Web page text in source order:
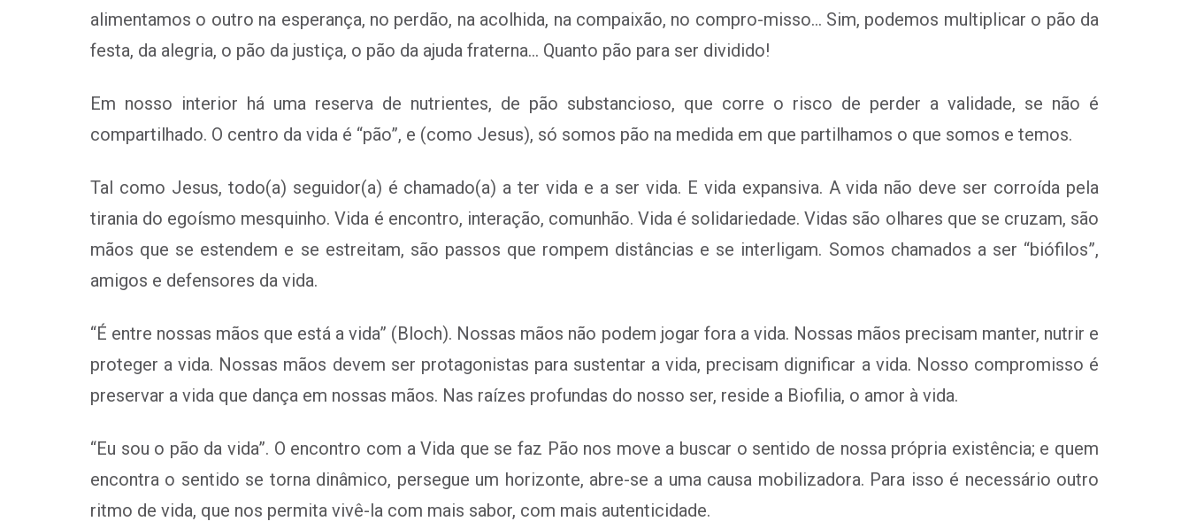
alimentamos o outro na esperança, no perdão, na acolhida, na compaixão, no compro-misso… Sim, podemos multiplicar o pão da
festa, da alegria, o pão da justiça, o pão da ajuda fraterna… Quanto pão para ser dividido!
Em nosso interior há uma reserva de nutrientes, de pão substancioso, que corre o risco de perder a validade, se não é
compartilhado. O centro da vida é “pão”, e (como Jesus), só somos pão na medida em que partilhamos o que somos e temos.
Tal como Jesus, todo(a) seguidor(a) é chamado(a) a ter vida e a ser vida. E vida expansiva. A vida não deve ser corroída pela
tirania do egoísmo mesquinho. Vida é encontro, interação, comunhão. Vida é solidariedade. Vidas são olhares que se cruzam, são
mãos que se estendem e se estreitam, são passos que rompem distâncias e se interligam. Somos chamados a ser “biófilos”,
amigos e defensores da vida.
“É entre nossas mãos que está a vida” (Bloch). Nossas mãos não podem jogar fora a vida. Nossas mãos precisam manter, nutrir e
proteger a vida. Nossas mãos devem ser protagonistas para sustentar a vida, precisam dignificar a vida. Nosso compromisso é
preservar a vida que dança em nossas mãos. Nas raízes profundas do nosso ser, reside a Biofilia, o amor à vida.
“Eu sou o pão da vida”. O encontro com a Vida que se faz Pão nos move a buscar o sentido de nossa própria existência; e quem
encontra o sentido se torna dinâmico, persegue um horizonte, abre-se a uma causa mobilizadora. Para isso é necessário outro
ritmo de vida, que nos permita vivê-la com mais sabor, com mais autenticidade.